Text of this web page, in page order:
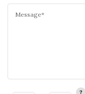
Message*